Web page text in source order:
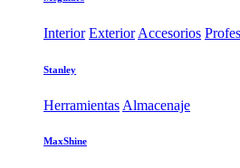
Interior Exterior Accesorios
Stanley
Herramientas Almacenaje
MaxShine